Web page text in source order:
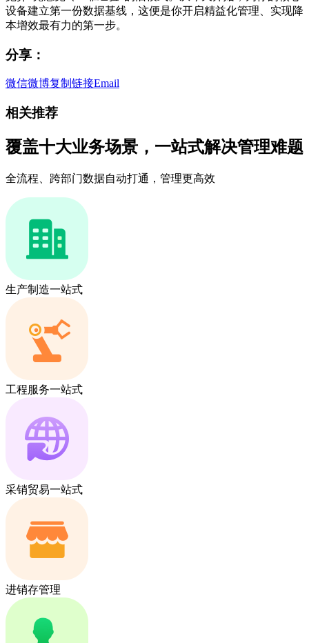
设备建立第一份数据基线，这便是你开启精益化管理、实现降
本增效最有力的第一步。
分享：
微信微博复制链接Email
相关推荐
覆盖十大业务场景，一站式解决管理难题
全流程、跨部门数据自动打通，管理更高效
生产制造一站式
工程服务一站式
采销贸易一站式
进销存管理